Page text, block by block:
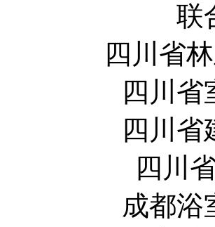
联
四川省
四川省
四川省
四川
成都浴